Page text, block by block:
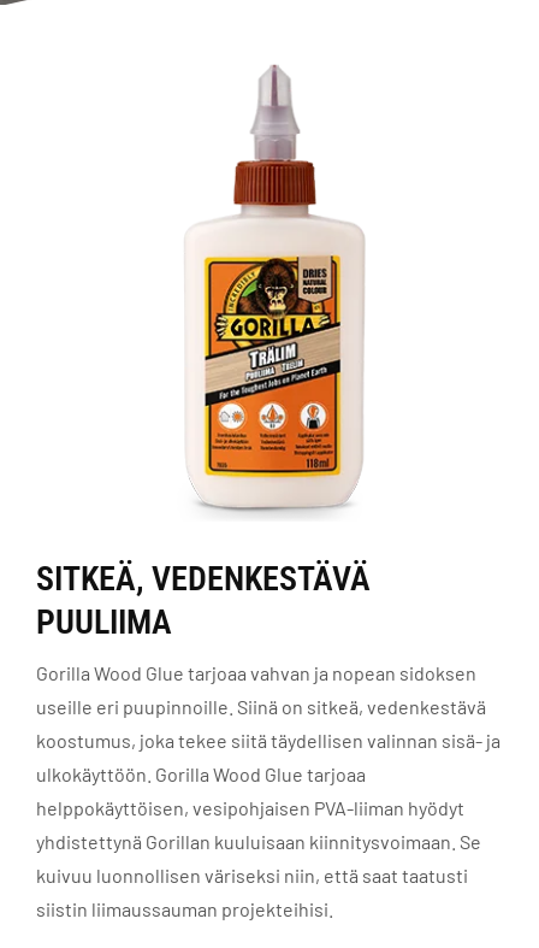
SITKEÄ, VEDENKESTÄVÄ
PUULIIMA
Gorilla Wood Glue tarjoaa vahvan ja nopean sidoksen
useille eri puupinnoille. Siinä on sitkeä, vedenkestävä
koostumus, joka tekee siitä täydellisen valinnan sisä- ja
ulkokäyttöön. Gorilla Wood Glue tarjoaa
helppokäyttöisen, vesipohjaisen PVA-liiman hyödyt
yhdistettynä Gorillan kuuluisaan kiinnitysvoimaan. Se
kuivuu luonnollisen väriseksi niin, että saat taatusti
siistin liimaussauman projekteihisi.